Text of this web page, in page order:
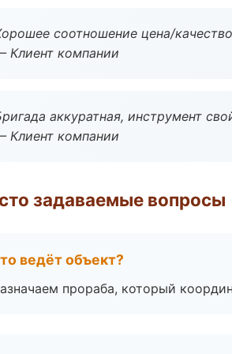
соотношение цена/
Клиент компании
аккуратная, инструмент
Клиент компании
задаваемые вопросы
ведёт объект?
прораба, который